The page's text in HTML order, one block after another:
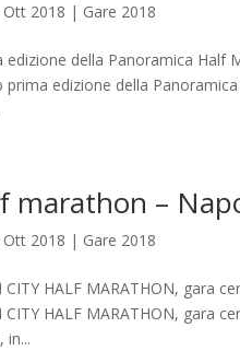
Ott 2018 | Gare 2018
della Panoramica
edizione della
marathon –
Ott 2018 | Gare 2018
CITY HALF MARATHON, gara
CITY HALF MARATHON, gara
in...